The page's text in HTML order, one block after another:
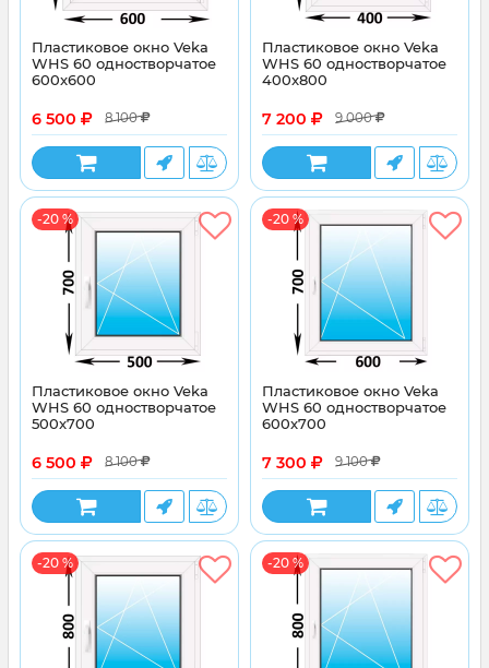
Пластиковое окно Veka
WHS 60 одностворчатое
600x600
6 500 8 100
Пластиковое окно Veka
WHS 60 одностворчатое
400x800
7 200 9 000
-20 %
Пластиковое окно Veka
WHS 60 одностворчатое
500x700
6 500 8 100
-20 %
Пластиковое окно Veka
WHS 60 одностворчатое
600x700
7 300 9 100
-20 % -20 %